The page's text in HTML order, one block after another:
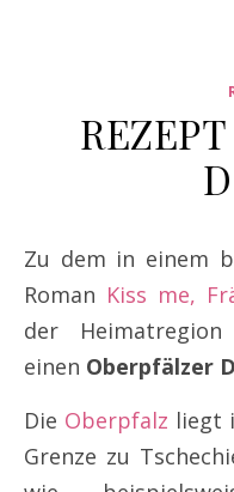
Zu dem in einem bayrischen Dorf spielenden
Roman Kiss me,
der
einen Oberpfälzer
Die Oberpfalz liegt
Grenze zu